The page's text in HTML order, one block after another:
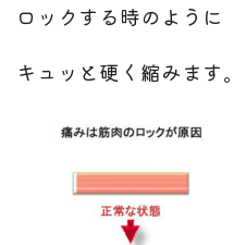
ロックする時のように
キュッと硬く縮みます。